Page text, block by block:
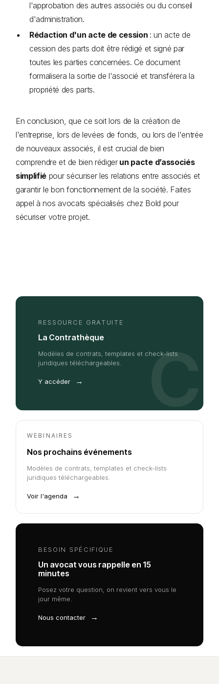
l'approbation des autres associés ou du conseil
d'administration.
Rédaction d'un acte de cession : un acte de
cession des parts doit être rédigé et signé par
toutes les parties concernées. Ce document
formalisera la sortie de l'associé et transférera la
propriété des parts.
En conclusion, que ce soit lors de la création de
l'entreprise, lors de levées de fonds, ou lors de l'entrée
de nouveaux associés, il est crucial de bien
comprendre et de bien rédigerun pacte d’associés
simplifié pour sécuriser les relations entre associés et
garantir le bon fonctionnement de la société. Faites
appel à nos avocats spécialisés chez Bold pour
sécuriser votre projet.
RESSOURCE GRATUITE
La Contrathèque
Modèles de contrats, templates et check-lists
juridiques téléchargeables.
Y accéder → C
WEBINAIRES
Nos prochains événements
Modèles de contrats, templates et check-lists
juridiques téléchargeables.
Voir l'agenda →
BESOIN SPÉCIFIQUE
Un avocat vous rappelle en 15
minutes
Posez votre question, on revient vers vous le
jour même.
Nous contacter →